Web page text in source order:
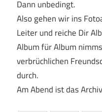
Dann unbedingt.
Also gehen wir ins
Leiter und reiche Dir
Album für Album
verbrüchlichen
durch.
Am Abend ist das